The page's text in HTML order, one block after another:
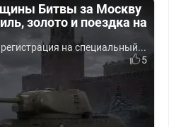
Битвы за Москву
золото и поездка на
на специальный...
5